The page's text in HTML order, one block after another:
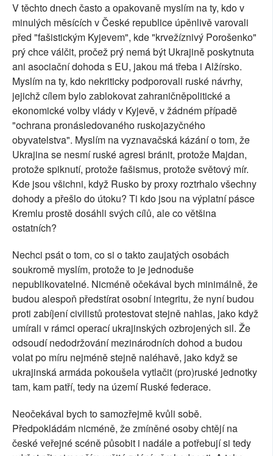
V těchto dnech často a opakovaně myslím na ty, kdo v
minulých měsících v České republice úpěnlivě varovali
před "fašistickým Kyjevem", kde "krvežíznivý Porošenko"
prý chce válčit, pročež prý nemá být Ukrajině poskytnuta
ani asociační dohoda s EU, jakou má třeba i Alžírsko.
Myslím na ty, kdo nekriticky podporovali ruské návrhy,
jejichž cílem bylo zablokovat zahraničněpolitické a
ekonomické volby vlády v Kyjevě, v žádném případě
"ochrana pronásledovaného ruskojazyčného
obyvatelstva". Myslím na vyznavačská kázání o tom, že
Ukrajina se nesmí ruské agresi bránit, protože Majdan,
protože spiknutí, protože fašismus, protože světový mír.
Kde jsou všichni, když Rusko by proxy roztrhalo všechny
dohody a přešlo do útoku? Ti kdo jsou na výplatní pásce
Kremlu prostě dosáhli svých cílů, ale co většina
ostatních?
Nechci psát o tom, co si o takto zaujatých osobách
soukromě myslím, protože to je jednoduše
nepublikovatelné. Nicméně očekával bych minimálně, že
budou alespoň předstírat osobní integritu, že nyní budou
proti zabíjení civilistů protestovat stejně nahlas, jako když
umírali v rámci operací ukrajinských ozbrojených sil. Že
odsoudí nedodržování mezinárodních dohod a budou
volat po míru nejméně stejně naléhavě, jako když se
ukrajinská armáda pokoušela vytlačit (pro)ruské jednotky
tam, kam patří, tedy na území Ruské federace.
Neočekával bych to samozřejmě kvůli sobě.
Předpokládám nicméně, že zmíněné osoby chtějí na
české veřejné scéně působit i nadále a potřebují si tedy